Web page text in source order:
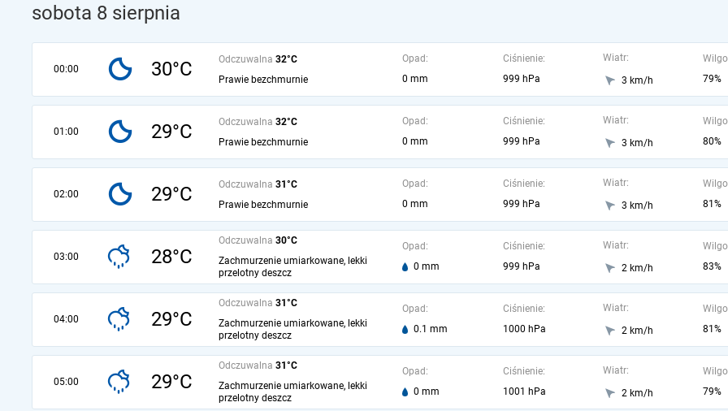
sobota 8 sierpnia
00:00 30°C Odczuwalna 32°C
Prawie bezchmurnie
Opad:
0 mm
Ciśnienie:
999 hPa
Wiatr:
3 km/h
79%
01:00 29°C Odczuwalna 32°C
Prawie bezchmurnie
Opad:
0 mm
Ciśnienie:
999 hPa
Wiatr:
3 km/h
80%
02:00 29°C Odczuwalna 31°C
Prawie bezchmurnie
Opad:
0 mm
Ciśnienie:
999 hPa
Wiatr:
3 km/h
81%
03:00 28°C
Odczuwalna 30°C
Zachmurzenie umiarkowane, lekki
przelotny deszcz
Opad:
0 mm
Ciśnienie:
999 hPa
Wiatr:
2 km/h
83%
04:00 29°C
Odczuwalna 31°C
Zachmurzenie umiarkowane, lekki
przelotny deszcz
Opad:
0.1 mm
Ciśnienie:
1000 hPa
Wiatr:
2 km/h
81%
05:00 29°C
Odczuwalna 31°C
Zachmurzenie umiarkowane, lekki
przelotny deszcz
Opad:
0 mm
Ciśnienie:
1001 hPa
Wiatr:
2 km/h
79%